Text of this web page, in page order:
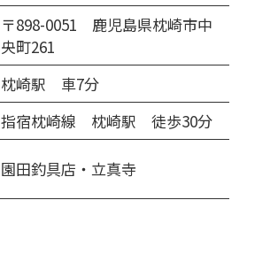
〒898-0051 鹿児島県枕崎市中
央町261
枕崎駅 車7分
指宿枕崎線 枕崎駅 徒歩30分
園田釣具店・立真寺